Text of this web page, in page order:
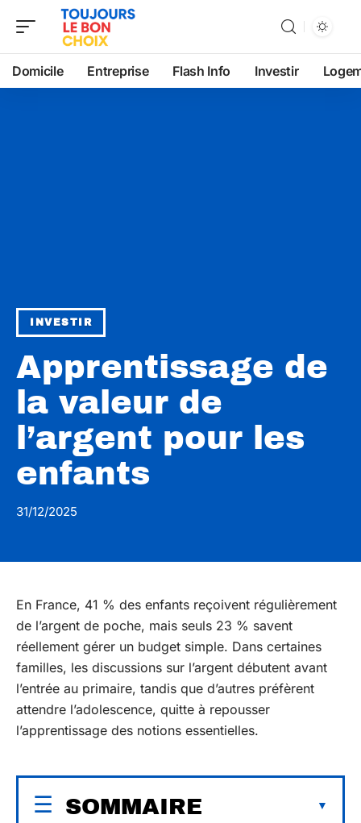
Domicile Entreprise Flash Info Investir
INVESTIR
Apprentissage de
la valeur de
l’argent pour les
enfants
31/12/2025
En France, 41 % des enfants reçoivent régulièrement
de l’argent de poche, mais seuls 23 % savent
réellement gérer un budget simple. Dans certaines
familles, les discussions sur l’argent débutent avant
l’entrée au primaire, tandis que d’autres préfèrent
attendre l’adolescence, quitte à repousser
l’apprentissage des notions essentielles.
SOMMAIRE